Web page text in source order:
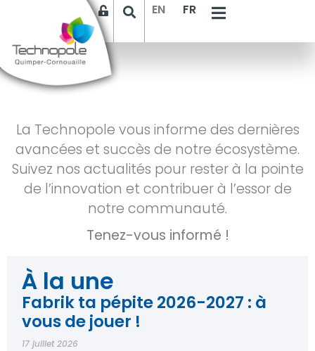
EN FR
Accueil>Actualités
La Technopole vous informe des dernières
avancées et succès de notre écosystème.
Suivez nos actualités pour rester à la pointe
de l’innovation et contribuer à l’essor de
notre communauté.
Tenez-vous informé !
À la une
Fabrik ta pépite 2026-2027 : à
vous de jouer !
17 juillet 2026